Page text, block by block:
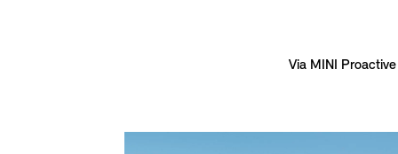
Via MINI